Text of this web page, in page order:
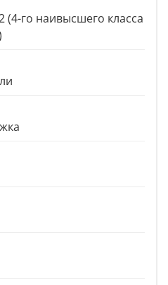
(4-го наивысшего класса